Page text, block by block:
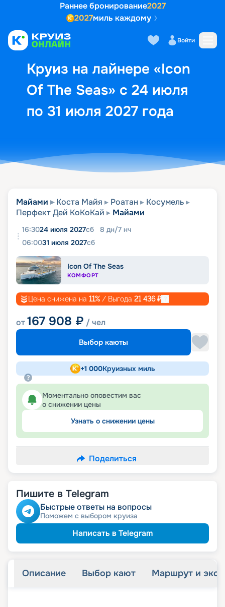
Раннее бронирование2027
2027миль каждому
Войти
Круиз на лайнере «Icon
Of The Seas» с 24 июля
по 31 июля 2027 года
Выбор кают Маршрут и
Майами Коста Майя Роатан
Косумель
Перфект Дей КоКоКай
Майами
16:3024 июля 2027сб 8 дн/7 нч
06:0031 июля 2027сб
Icon Of The Seas
КОМФОРТ
Цена снижена на 11% / Выгода 21 436₽
от167 908 ₽ / чел
Выбор каюты
+1 000Круизных миль
Моментально оповестим вас
о снижении цены
Узнать о снижении цены
Поделиться
Пишите в Telegram
Быстрые ответы на вопросы
Поможем с выбором круиза
Написать в Telegram
Описание Выбор кают Маршрут и